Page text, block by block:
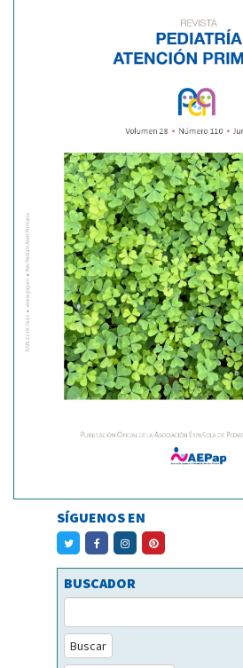
SÍGUENOS EN
BUSCADOR
Buscar